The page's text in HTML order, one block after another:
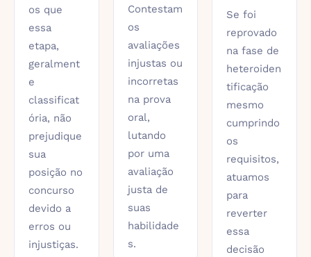
os que
essa
etapa,
geralment
e
classificat
ória, não
prejudique
sua
posição no
concurso
devido a
erros ou
injustiças.
Contestam
os
avaliações
injustas ou
incorretas
na prova
oral,
lutando
por uma
avaliação
justa de
suas
habilidade
s.
Se foi
reprovado
na fase de
heteroiden
tificação
mesmo
cumprindo
os
requisitos,
atuamos
para
reverter
essa
decisão